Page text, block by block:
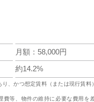
月額：58,000円
約14.2%
、かつ想定賃料（または現行賃料
費等、物件の維持に必要な費用を